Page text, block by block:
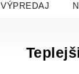
VÝPREDAJ